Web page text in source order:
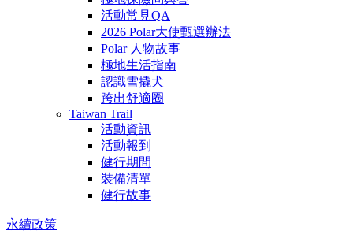
活動常見QA
2026 Polar大使甄選辦法
Polar 人物故事
極地生活指南
認識雪撬犬
跨出舒適圈
Taiwan Trail
活動資訊
活動報到
健行期間
裝備清單
健行故事
永續政策